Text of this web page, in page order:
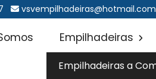
vsvempilhadeiras@hotmail.com
Empilhadeiras
Empilhadeiras a